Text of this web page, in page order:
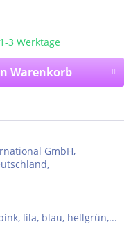
3 Werktage
Warenkorb
GmbH,
lila, blau, hellgrün,...